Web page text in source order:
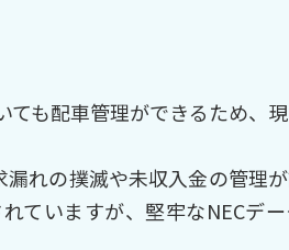
も配車管理ができるため、
れの撲滅や未収入金の管理
ていますが、堅牢なNECデ